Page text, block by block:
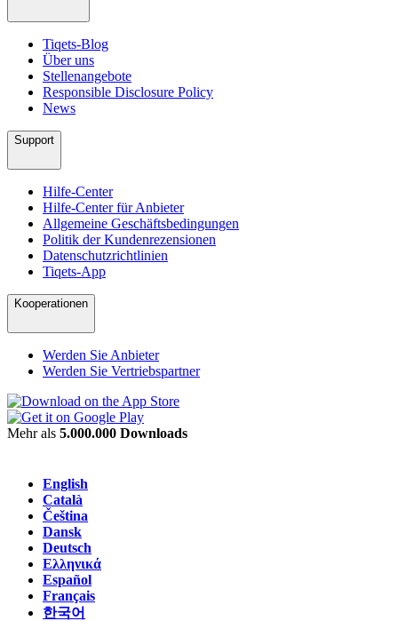
Tiqets-Blog
Über uns
Stellenangebote
Responsible Disclosure Policy
News
Support
Hilfe-Center
Hilfe-Center für Anbieter
Allgemeine Geschäftsbedingungen
Politik der Kundenrezensionen
Datenschutzrichtlinien
Tiqets-App
Kooperationen
Werden Sie Anbieter
Werden Sie Vertriebspartner
Mehr als 5.000.000 Downloads
English
Català
Čeština
Dansk
Deutsch
Ελληνικά
Español
Français
한국어